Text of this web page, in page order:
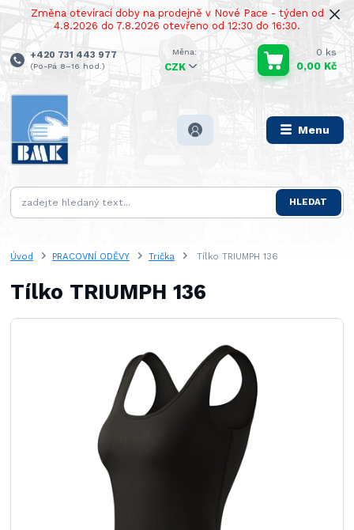
Změna otevírací doby na prodejně v Nové Pace - týden od
4.8.2026 do 7.8.2026 otevřeno od 12:30 do 16:30.
Menu
CZK
HLEDAT
+420 731 443 977
(Po-Pá 8–16 hod.)
0 ks
0,00 Kč
Úvod PRACOVNÍ ODĚVY Trička Tílko TRIUMPH 136
Tílko TRIUMPH 136